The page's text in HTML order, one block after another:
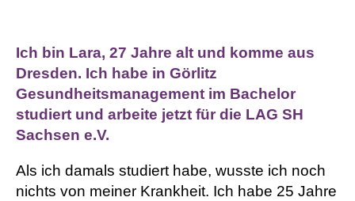
Ich bin Lara, 27 Jahre alt und komme aus
Dresden. Ich habe in Görlitz
Gesundheitsmanagement im Bachelor
studiert und arbeite jetzt für die LAG SH
Sachsen e.V.
Als ich damals studiert habe, wusste ich noch
nichts von meiner Krankheit. Ich habe 25 Jahre